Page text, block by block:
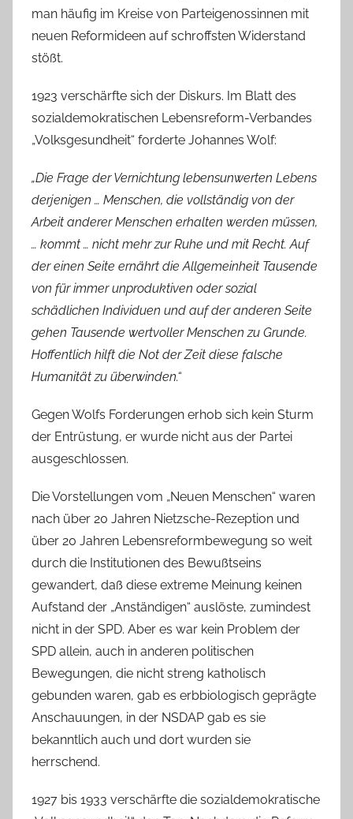
man häufig im Kreise von Parteigenossinnen mit
neuen Reformideen auf schroffsten Widerstand
stößt.
1923 verschärfte sich der Diskurs. Im Blatt des
sozialdemokratischen Lebensreform-Verbandes
„Volksgesundheit“ forderte Johannes Wolf:
„Die Frage der Vernichtung lebensunwerten Lebens
derjenigen … Menschen, die vollständig von der
Arbeit anderer Menschen erhalten werden müssen,
… kommt … nicht mehr zur Ruhe und mit Recht. Auf
der einen Seite ernährt die Allgemeinheit Tausende
von für immer unproduktiven oder sozial
schädlichen Individuen und auf der anderen Seite
gehen Tausende wertvoller Menschen zu Grunde.
Hoffentlich hilft die Not der Zeit diese falsche
Humanität zu überwinden.“
Gegen Wolfs Forderungen erhob sich kein Sturm
der Entrüstung, er wurde nicht aus der Partei
ausgeschlossen.
Die Vorstellungen vom „Neuen Menschen“ waren
nach über 20 Jahren Nietzsche-Rezeption und
über 20 Jahren Lebensreformbewegung so weit
durch die Institutionen des Bewußtseins
gewandert, daß diese extreme Meinung keinen
Aufstand der „Anständigen“ auslöste, zumindest
nicht in der SPD. Aber es war kein Problem der
SPD allein, auch in anderen politischen
Bewegungen, die nicht streng katholisch
gebunden waren, gab es erbbiologisch geprägte
Anschauungen, in der NSDAP gab es sie
bekanntlich auch und dort wurden sie
herrschend.
1927 bis 1933 verschärfte die sozialdemokratische